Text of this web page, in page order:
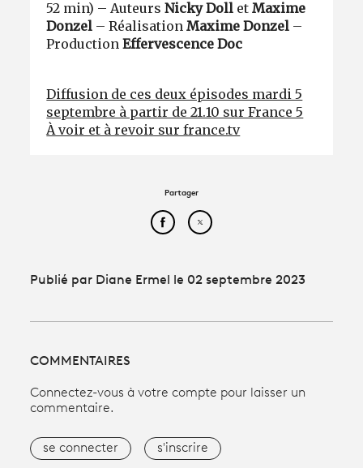
52 min) – AuteursNicky Doll etMaxime
Donzel – RéalisationMaxime Donzel –
ProductionEffervescence Doc
Diffusion de ces deux épisodes mardi 5
septembre à partir de 21.10 sur France 5
À voir et à revoir sur france.tv
Partager
Partager cet article sur
Partager cet article sur
Publié par Diane Ermel le 02 septembre 2023
COMMENTAIRES
Connectez-vous à votre compte pour laisser un
commentaire.
se connecter s'inscrire